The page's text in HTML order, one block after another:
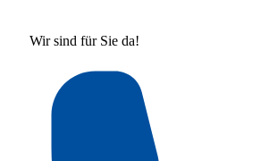
Wir sind für Sie da!